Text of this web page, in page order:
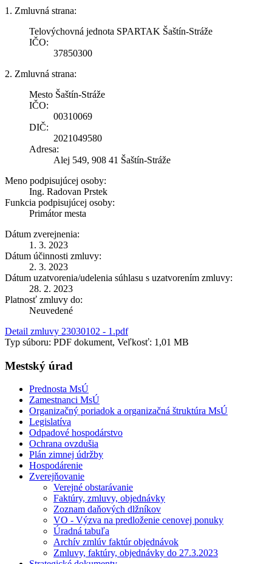
1. Zmluvná strana:
Telovýchovná jednota SPARTAK Šaštín-Stráže
IČO:
37850300
2. Zmluvná strana:
Mesto Šaštín-Stráže
IČO:
00310069
DIČ:
2021049580
Adresa:
Alej 549, 908 41 Šaštín-Stráže
Meno podpisujúcej osoby:
Ing. Radovan Prstek
Funkcia podpisujúcej osoby:
Primátor mesta
Dátum zverejnenia:
1. 3. 2023
Dátum účinnosti zmluvy:
2. 3. 2023
Dátum uzatvorenia/udelenia súhlasu s uzatvorením zmluvy:
28. 2. 2023
Platnosť zmluvy do:
Neuvedené
Detail zmluvy 23030102 - 1.pdf
Typ súboru: PDF dokument, Veľkosť: 1,01 MB
Mestský úrad
Prednosta MsÚ
Zamestnanci MsÚ
Organizačný poriadok a organizačná štruktúra MsÚ
Legislatíva
Odpadové hospodárstvo
Ochrana ovzdušia
Plán zimnej údržby
Hospodárenie
Zverejňovanie
Verejné obstarávanie
Faktúry, zmluvy, objednávky
Zoznam daňových dlžníkov
VO - Výzva na predloženie cenovej ponuky
Úradná tabuľa
Archív zmlúv faktúr objednávok
Zmluvy, faktúry, objednávky do 27.3.2023